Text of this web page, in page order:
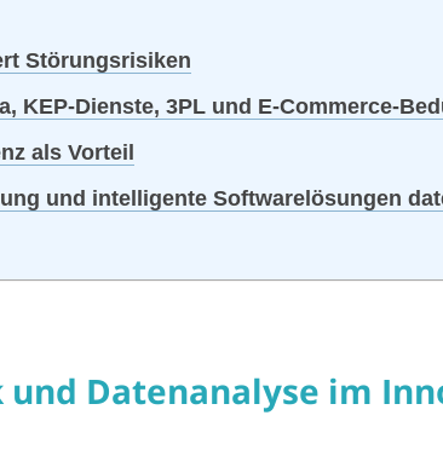
Störungsrisiken
KEP-Dienste, 3PL und E-Commerce-
als Vorteil
und intelligente Softwarelösungen
und Datenanalyse im